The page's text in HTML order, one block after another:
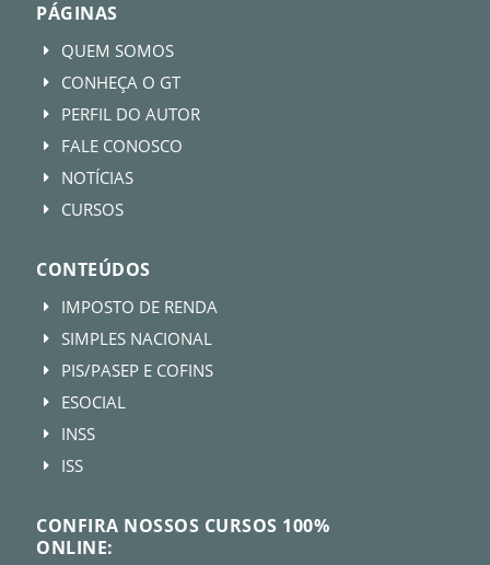
PÁGINAS
E QUEM SOMOS
E CONHEÇA O GT
E PERFIL DO AUTOR
E FALE CONOSCO
E NOTÍCIAS
E CURSOS
CONTEÚDOS
E IMPOSTO DE RENDA
E SIMPLES NACIONAL
E PIS/PASEP E COFINS
E ESOCIAL
E INSS
E ISS
CONFIRA NOSSOS CURSOS 100%
ONLINE: